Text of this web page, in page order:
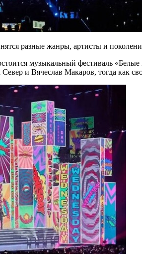
разные жанры, артисты и
музыкальный фестиваль
и Вячеслав Макаров, тогда как